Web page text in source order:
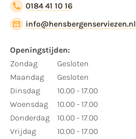
0184 41 10 16
info@hensbergenserviezen.nl
Openingstijden:
Zondag
Maandag
Dinsdag
Woensdag
Donderdag
Vrijdag
Gesloten
Gesloten
10.00 - 17.00
10.00 - 17.00
10.00 - 17.00
10.00 - 17.00